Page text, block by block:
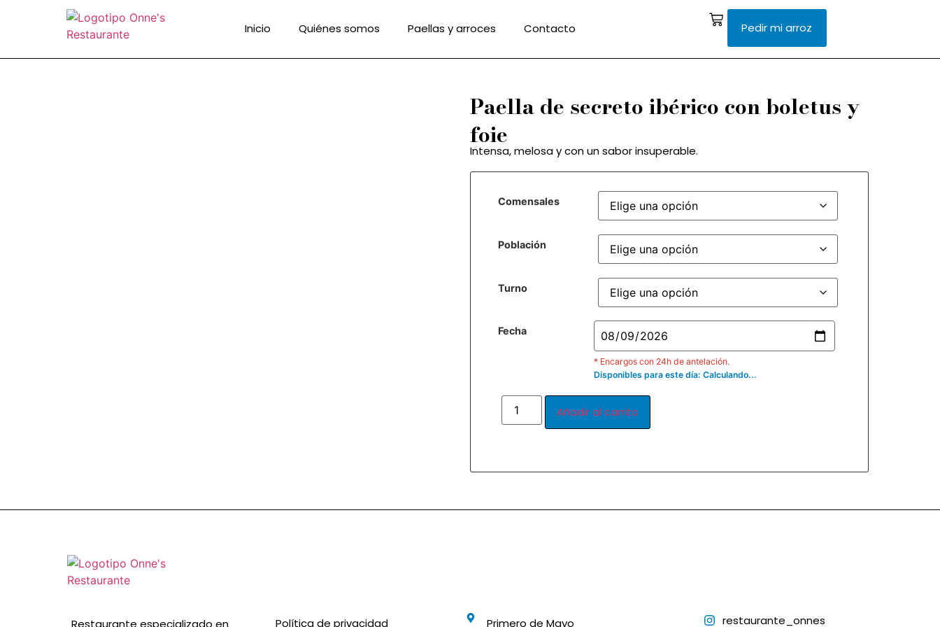
Inicio Quiénes somos Paellas y arroces Contacto Pedir mi arroz
Paella de secreto ibérico con boletus y
foie
Intensa, melosa y con un sabor insuperable.
Comensales
Población
Turno
Fecha
* Encargos con 24h de antelación.
Disponibles para este día: Calculando...
Añadir al carrito
Restaurante especializado en Política de privacidad Primero de Mayo restaurante_onnes